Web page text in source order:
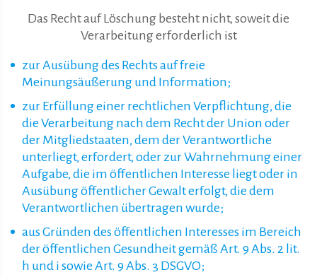
Das Recht auf Löschung besteht nicht, soweit die
Verarbeitung erforderlich ist
zur Ausübung des Rechts auf freie
Meinungsäußerung und Information;
zur Erfüllung einer rechtlichen Verpflichtung, die
die Verarbeitung nach dem Recht der Union oder
der Mitgliedstaaten, dem der Verantwortliche
unterliegt, erfordert, oder zur Wahrnehmung einer
Aufgabe, die im öffentlichen Interesse liegt oder in
Ausübung öffentlicher Gewalt erfolgt, die dem
Verantwortlichen übertragen wurde;
aus Gründen des öffentlichen Interesses im Bereich
der öffentlichen Gesundheit gemäß Art. 9 Abs. 2 lit.
h und i sowie Art. 9 Abs. 3 DSGVO;